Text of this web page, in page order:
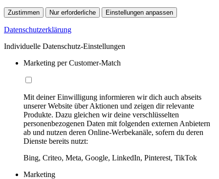
Zustimmen Nur erforderliche Einstellungen anpassen
Datenschutzerklärung
Individuelle Datenschutz-Einstellungen
Marketing per Customer-Match
Mit deiner Einwilligung informieren wir dich auch abseits
unserer Website über Aktionen und zeigen dir relevante
Produkte. Dazu gleichen wir deine verschlüsselten
personenbezogenen Daten mit folgenden externen Anbietern
ab und nutzen deren Online-Werbekanäle, sofern du deren
Dienste bereits nutzt:
Bing, Criteo, Meta, Google, LinkedIn, Pinterest, TikTok
Marketing